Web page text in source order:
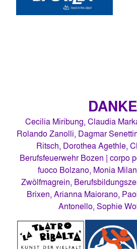
DANKE
Cecilia Miribung, Claudia
Rolando Zanolli, Dagmar
Ritsch, Dorothea Agethle,
Berufsfeuerwehr Bozen | corpo
fuoco Bolzano, Monia
Zwölfmagrein,
Brixen, Arianna Maiorano,
Antonello, Sophie